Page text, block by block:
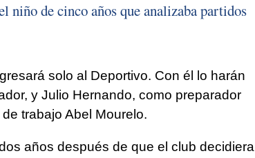
niño de cinco años que analizaba partidos
solo al Deportivo. Con él lo harán
y Julio Hernando, como preparador
trabajo Abel Mourelo.
años después de que el club decidiera